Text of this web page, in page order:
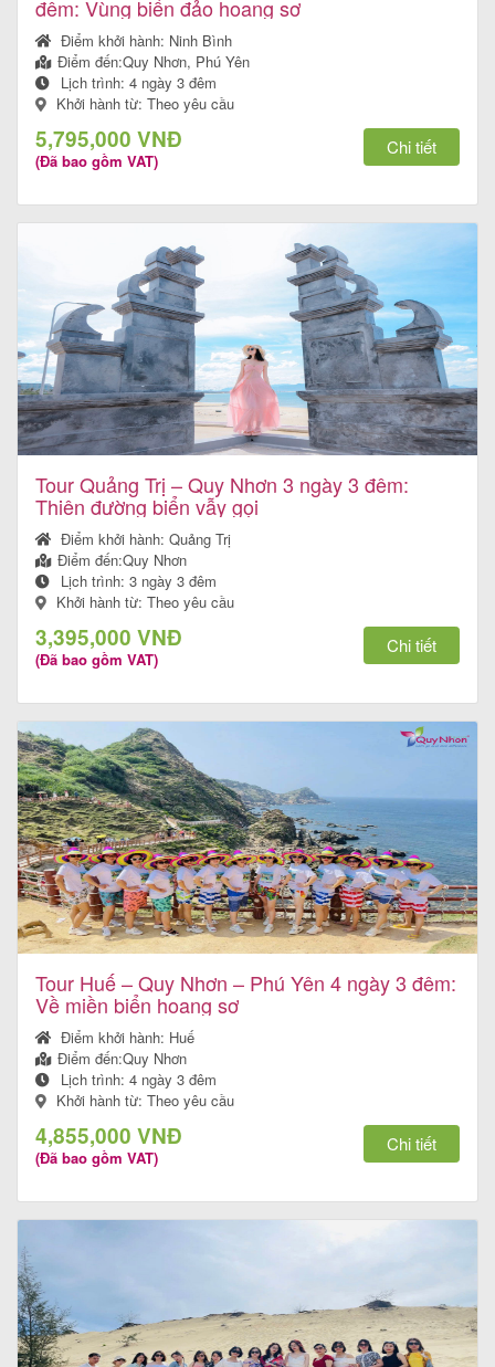
đêm: Vùng biển đảo hoang sơ
Điểm khởi hành: Ninh Bình
Điểm đến:Quy Nhơn, Phú Yên
Lịch trình:4 ngày 3 đêm
Khởi hành từ: Theo yêu cầu
5,795,000 VNĐ
(Đã bao gồm VAT)
Chi tiết
Tour Quảng Trị – Quy Nhơn 3 ngày 3 đêm:
Thiên đường biển vẫy gọi
Điểm khởi hành:Quảng Trị
Điểm đến:Quy Nhơn
Lịch trình:3 ngày 3 đêm
Khởi hành từ: Theo yêu cầu
3,395,000 VNĐ
(Đã bao gồm VAT)
Chi tiết
Tour Huế – Quy Nhơn – Phú Yên 4 ngày 3 đêm:
Về miền biển hoang sơ
Điểm khởi hành: Huế
Điểm đến:Quy Nhơn
Lịch trình:4 ngày 3 đêm
Khởi hành từ: Theo yêu cầu
4,855,000 VNĐ
(Đã bao gồm VAT)
Chi tiết